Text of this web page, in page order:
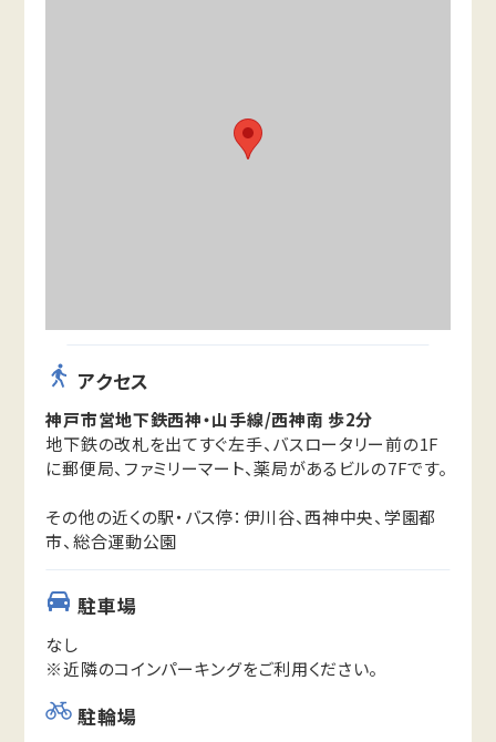
アクセス
神戸市営地下鉄西神・山手線/西神南 歩2分
地下鉄の改札を出てすぐ左手、バスロータリー前の1F
に郵便局、ファミリーマート、薬局があるビルの7Fです。
その他の近くの駅・バス停：伊川谷、西神中央、学園都
市、総合運動公園
駐車場
なし
※近隣のコインパーキングをご利用ください。
駐輪場